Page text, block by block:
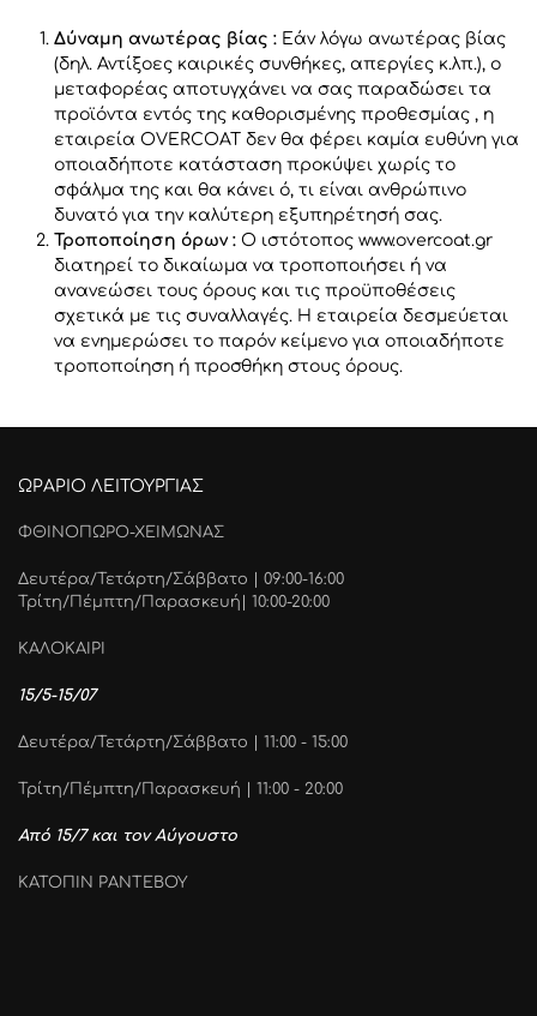
Δύναμη ανωτέρας βίας : Εάν λόγω ανωτέρας βίας
(δηλ. Αντίξοες καιρικές συνθήκες, απεργίες κ.λπ.), ο
μεταφορέας αποτυγχάνει να σας παραδώσει τα
προϊόντα εντός της καθορισμένης προθεσμίας , η
εταιρεία ΟVERCOAT δεν θα φέρει καμία ευθύνη για
οποιαδήποτε κατάσταση προκύψει χωρίς το
σφάλμα της και θα κάνει ό, τι είναι ανθρώπινο
δυνατό για την καλύτερη εξυπηρέτησή σας.
Τροποποίηση όρων : Ο ιστότοπος www.overcoat.gr
διατηρεί το δικαίωμα να τροποποιήσει ή να
ανανεώσει τους όρους και τις προϋποθέσεις
σχετικά με τις συναλλαγές. Η εταιρεία δεσμεύεται
να ενημερώσει το παρόν κείμενο για οποιαδήποτε
τροποποίηση ή προσθήκη στους όρους.
ΩΡΑΡΙΟ ΛΕΙΤΟΥΡΓΙΑΣ
ΦΘΙΝΟΠΩΡΟ-ΧΕΙΜΩΝΑΣ
Δευτέρα/Τετάρτη/Σάββατο | 09:00-16:00
Τρίτη/Πέμπτη/Παρασκευή| 10:00-20:00
ΚΑΛΟΚΑΙΡΙ
15/5-15/07
Δευτέρα/Τετάρτη/Σάββατο | 11:00 - 15:00
Τρίτη/Πέμπτη/Παρασκευή | 11:00 - 20:00
Από 15/7 και τον Αύγουστο
ΚΑΤΟΠΙΝ ΡΑΝΤΕΒΟΥ